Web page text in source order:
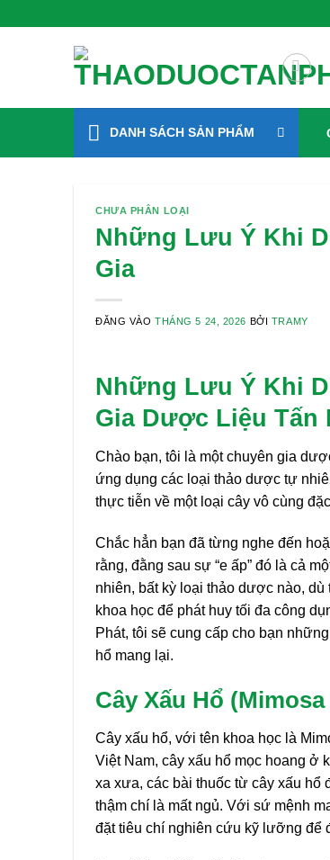
DANH SÁCH SẢN PHẨM
CHƯA PHÂN LOẠI
Những Lưu Ý Khi
Gia
ĐĂNG VÀOTHÁNG 5 24, 2026 BỞI TRAMY
Những Lưu Ý Khi
Gia Dược Liệu Tấn
Chào bạn, tôi là một chuyên gia
ứng dụng các loại thảo dược tự
thực tiễn về một loại cây vô cùng
Chắc hẳn bạn đã từng nghe đến
rằng, đằng sau sự “e ấp” đó là cả
nhiên, bất kỳ loại thảo dược nào,
khoa học để phát huy tối đa công
Phát, tôi sẽ cung cấp cho bạn
hổ mang lại.
Cây Xấu Hổ
Cây xấu hổ, với tên khoa học là
Việt Nam, cây xấu hổ mọc hoang ở
xa xưa, các bài thuốc từ cây xấu
thậm chí là mất ngủ. Với sứ mệnh
đặt tiêu chí nghiên cứu kỹ lưỡng để